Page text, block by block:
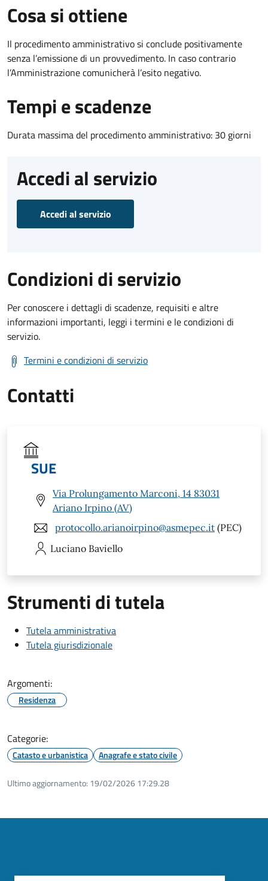
Cosa si ottiene
Il procedimento amministrativo si conclude positivamente
senza l’emissione di un provvedimento. In caso contrario
l’Amministrazione comunicherà l’esito negativo.
Tempi e scadenze
Durata massima del procedimento amministrativo: 30 giorni
Accedi al servizio
Accedi al servizio
Condizioni di servizio
Per conoscere i dettagli di scadenze, requisiti e altre
informazioni importanti, leggi i termini e le condizioni di
servizio.
Termini e condizioni di servizio
Contatti
SUE
Via Prolungamento Marconi, 14 83031
Ariano Irpino (AV)
protocollo.arianoirpino@asmepec.it (PEC)
Luciano Baviello
Strumenti di tutela
Tutela amministrativa
Tutela giurisdizionale
Argomenti:
Residenza
Categorie:
Catasto e urbanistica Anagrafe e stato civile
Ultimo aggiornamento: 19/02/2026 17:29.28